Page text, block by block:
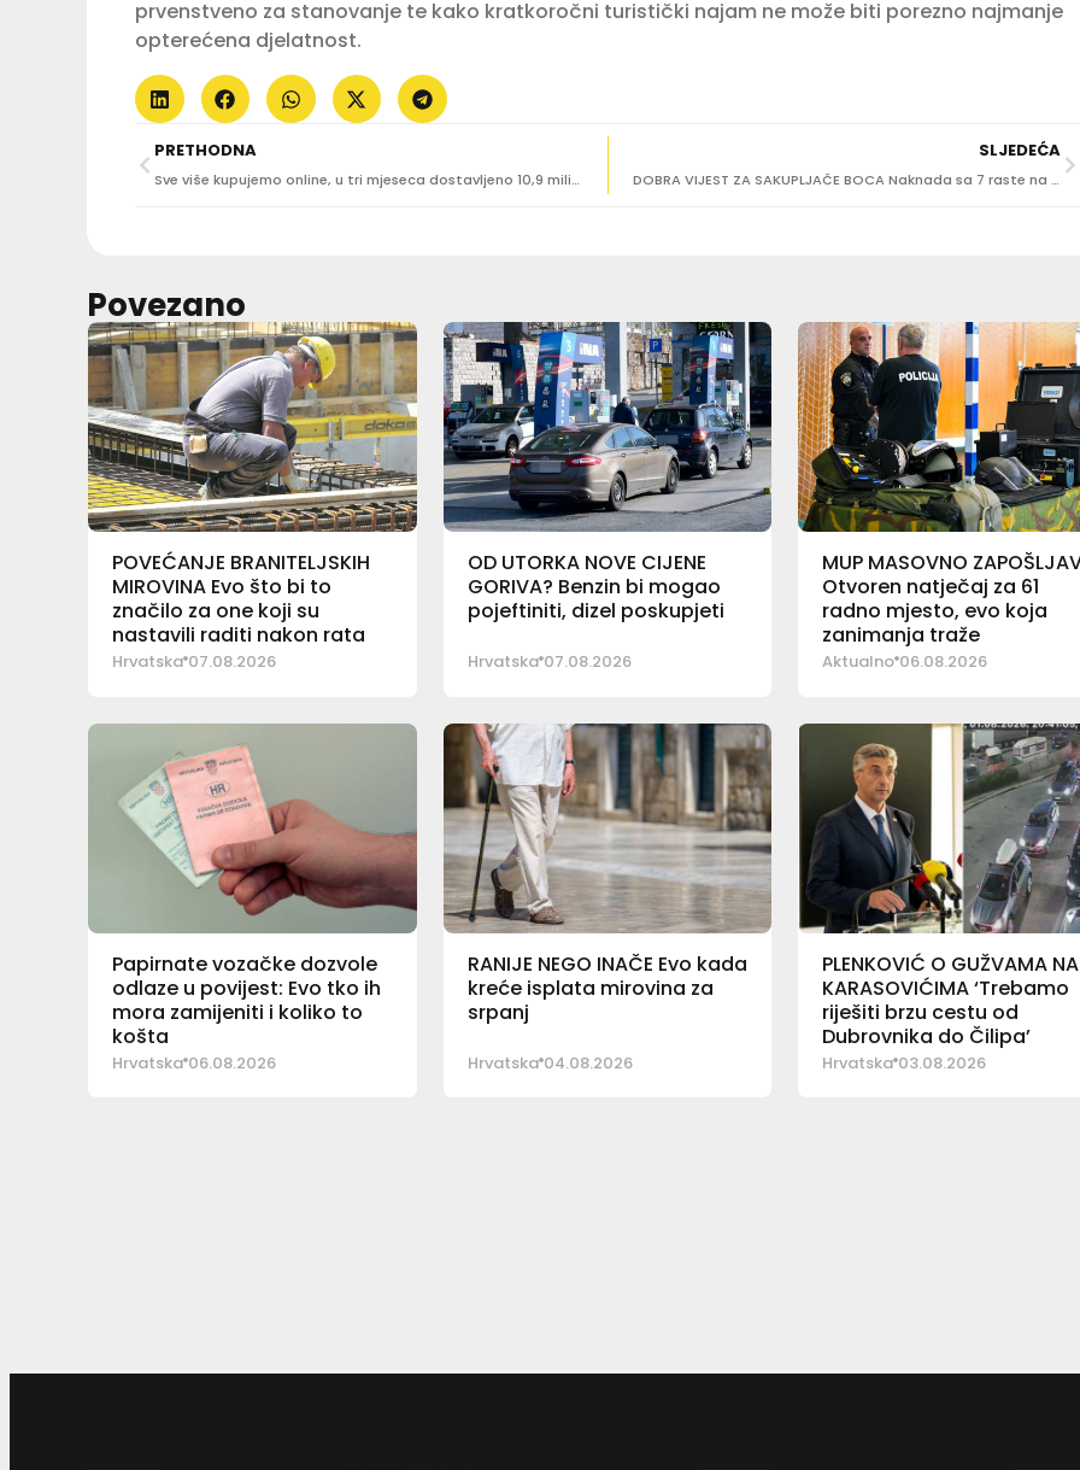
prvenstveno za stanovanje te kako kratkoročni turistički najam ne može biti porezno najmanje
opterećena djelatnost.
PRETHODNA
Sve više kupujemo online, u tri mjeseca dostavljeno 10,9 milijuna paketa!
SLJEDEĆA
DOBRA VIJEST ZA SAKUPLJAČE BOCA Naknada sa 7 raste na 10 centi
Povezano
POVEĆANJE BRANITELJSKIH
MIROVINA Evo što bi to
značilo za one koji su
nastavili raditi nakon rata
Hrvatska 07.08.2026
OD UTORKA NOVE CIJENE
GORIVA? Benzin bi mogao
pojeftiniti, dizel poskupjeti
Hrvatska 07.08.2026
MUP MASOVNO
Otvoren natječaj za 61
radno mjesto, evo koja
zanimanja traže
Aktualno 06.08.2026
Papirnate vozačke dozvole
odlaze u povijest: Evo tko ih
mora zamijeniti i koliko to
košta
Hrvatska 06.08.2026
RANIJE NEGO INAČE Evo kada
kreće isplata mirovina za
srpanj
Hrvatska 04.08.2026
PLENKOVIĆ O GUŽVAMA NA
KARASOVIĆIMA ‘Trebamo
riješiti brzu cestu od
Dubrovnika do Čilipa’
Hrvatska 03.08.2026